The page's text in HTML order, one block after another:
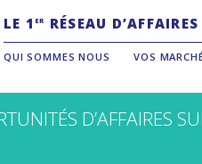
LE 1 ER RÉSEAU
QUI SOMMES NOUS VOS
D’AFFAIRES